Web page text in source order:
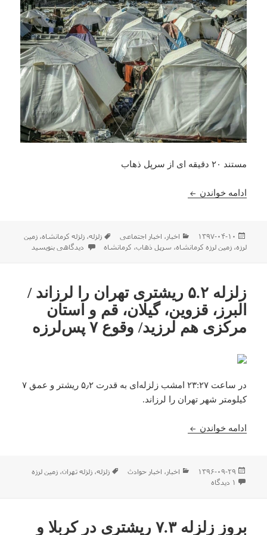
مستند ۲۰ دقیقه ای از سرپل ذهاب
ادامه خواندن سرپل ذهاب هنوز درد دارد؛ امید در میان آوارهای شهر
ارسال
شده
۱۳۹۷-۰۴-۱۰ دسته‌ها
اخبار ، اخبار اجتماعی برچسب‌ها
زلزله،زلزله کرمانشاه،زمین
لرزه،زمین لرزه کرمانشاه، سرپل ذهاب، کرمانشاه برای سرپل ذهاب هنوز درد
دیدگاهی بنویسید
زلزله ۵.۲ ریشتری تهران را لرزاند /
البرز، قزوین، گیلان، قم و استان
مرکزی هم لرزید/ وقوع ۷ پس‌لرزه
در ساعت ۲۳:۲۷ امشب زلزله‌‌ای به قدرت ۵٫۲ ریشتر و عمق ۷
کیلومتر شهر تهران را لرزاند.
ادامه خواندن زلزله ۵.۲ ریشتری تهران را لرزاند / البرز، قزوین، گیلان، قم و استان مرکزی هم لرزید/ وقوع ۷ پس‌لرزه
ارسال
شده
۱۳۹۶-۰۹-۲۹ دسته‌ها
اخبار ، اخبار حوادث برچسب‌ها
زلزله،زلزله تهران،زمین لرزه
۱ دیدگاه
برای زلزله ۵.۲ ریشتری تهران را لرزاند / البرز، قزوین، گیلان، قم و استان مرکزی هم لرزید/ وقوع ۷ پس‌لرزه
بروز زلزله ۷.۳ ریشتری در کربلا و